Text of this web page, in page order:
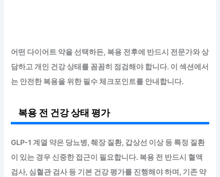
어떤 다이어트 약을 선택하든, 복용 전후에 반드시 전문가와 상
담하고 개인 건강 상태를 꼼꼼히 점검해야 합니다. 이 섹션에서
는 안전한 복용을 위한 필수 체크포인트를 안내합니다.
복용 전 건강 상태 평가
GLP-1 계열 약은 당뇨병, 췌장 질환, 갑상선 이상 등 특정 질환
이 있는 경우 신중한 접근이 필요합니다. 복용 전 반드시 혈액
검사, 심혈관 검사 등 기본 건강 평가를 진행해야 하며, 기존 약